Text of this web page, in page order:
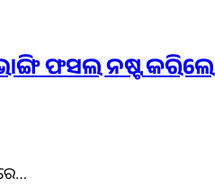
ଫସଲ ନଷ୍ଟ କରିଲେ